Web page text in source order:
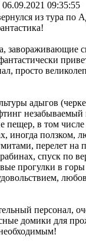
06.09.2021 09:35:55
из тура по
завораживающие
просто
адыгов
пещер, в том числе
иногда ползком,
перелет на
спуск по
прогулки в горы
персонал,
домики для